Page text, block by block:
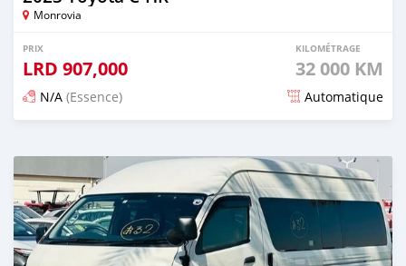
Monrovia
PRIX
LRD 907,000
KILOMÉTRAGE
32 000 KM
N/A (Essence) Automatique